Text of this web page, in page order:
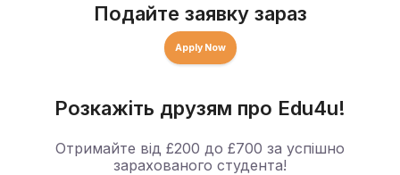
Подайте заявку зараз
Apply Now
Розкажіть друзям про Edu4u!
Отримайте від £200 до £700 за успішно
зарахованого студента!